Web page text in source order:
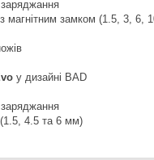
магнітним замком (1.5, 3, 6,
у дизайні BAD
4.5 та 6 мм)